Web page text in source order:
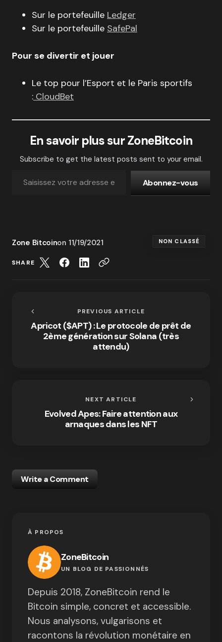
Sur le portefeuille Ledger
Sur le portefeuille SafePal
Pour se divertir et jouer
Le top pour l’Esport et le Paris sportifs
: CloudBet
En savoir plus sur ZoneBitcoin
Subscribe to get the latest posts sent to your email.
Abonnez-vous
Zone Bitcoinon 11/19/2021 NON CLASSÉ
SHARE
PREVIOUS ARTICLE
Apricot ($APT) : Le protocole de prêt de
2ème génération sur Solana (très
attendu)
NEXT ARTICLE
Evolved Apes: Faire attention aux
arnaques dans les NFT
Write a Comment
À PROPOS
ZoneBitcoin
UN BLOG DE PASSIONNÉS
Depuis 2018, ZoneBitcoin rend le
Bitcoin simple, concret et accessible.
Nous analysons, vulgarisons et
racontons la révolution monétaire en